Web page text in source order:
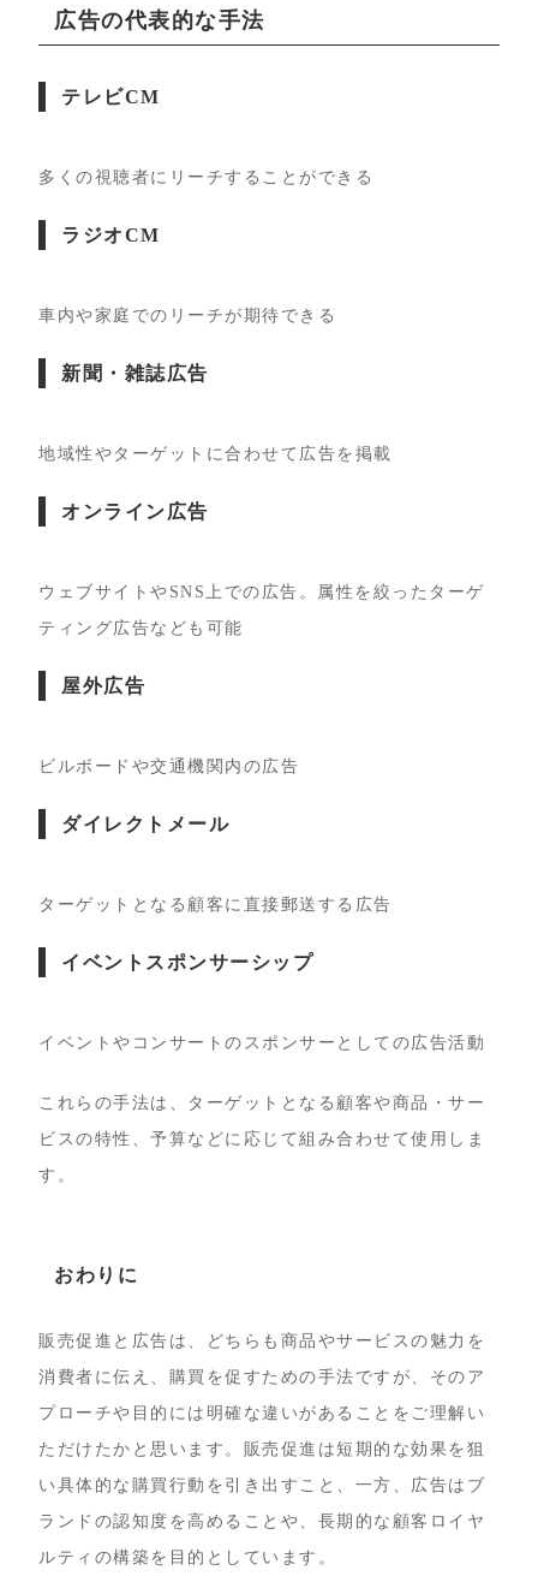
広告の代表的な手法
テレビCM
多くの視聴者にリーチすることができる
ラジオCM
車内や家庭でのリーチが期待できる
新聞・雑誌広告
地域性やターゲットに合わせて広告を掲載
オンライン広告
ウェブサイトやSNS上での広告。属性を絞ったターゲ
ティング広告なども可能
屋外広告
ビルボードや交通機関内の広告
ダイレクトメール
ターゲットとなる顧客に直接郵送する広告
イベントスポンサーシップ
イベントやコンサートのスポンサーとしての広告活動
これらの手法は、ターゲットとなる顧客や商品・サー
ビスの特性、予算などに応じて組み合わせて使用しま
す。
おわりに
販売促進と広告は、どちらも商品やサービスの魅力を
消費者に伝え、購買を促すための手法ですが、そのア
プローチや目的には明確な違いがあることをご理解い
ただけたかと思います。販売促進は短期的な効果を狙
い具体的な購買行動を引き出すこと、一方、広告はブ
ランドの認知度を高めることや、長期的な顧客ロイヤ
ルティの構築を目的としています。